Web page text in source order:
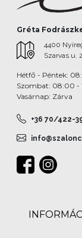
Gréta
4400
Szarvas u.
Hétfő - Péntek:
Szombat: 08:00 -
Vasárnap: Zárva
+36 70/422-